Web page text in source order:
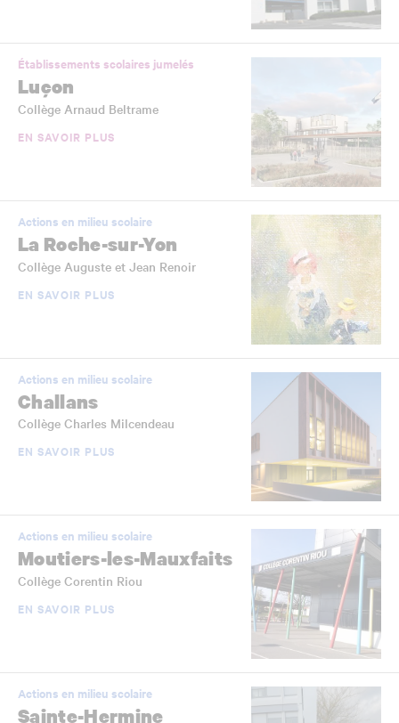
Établissements scolaires jumelés
Luçon
Collège Arnaud Beltrame
EN SAVOIR PLUS
Actions en milieu scolaire
La Roche-sur-Yon
Collège Auguste et Jean Renoir
EN SAVOIR PLUS
Actions en milieu scolaire
Challans
Collège Charles Milcendeau
EN SAVOIR PLUS
Actions en milieu scolaire
Moutiers-les-Mauxfaits
Collège Corentin Riou
EN SAVOIR PLUS
Actions en milieu scolaire
Sainte-Hermine